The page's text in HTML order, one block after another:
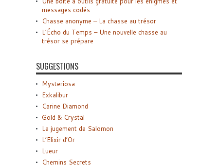
messages codés
Chasse anonyme – La chasse au trésor
L’Écho du Temps – Une nouvelle chasse au
trésor se prépare
SUGGESTIONS
Mysteriosa
Exkalibur
Carine Diamond
Gold & Crystal
Le jugement de Salomon
L’Elixir d’Or
Lueur
Chemins Secrets